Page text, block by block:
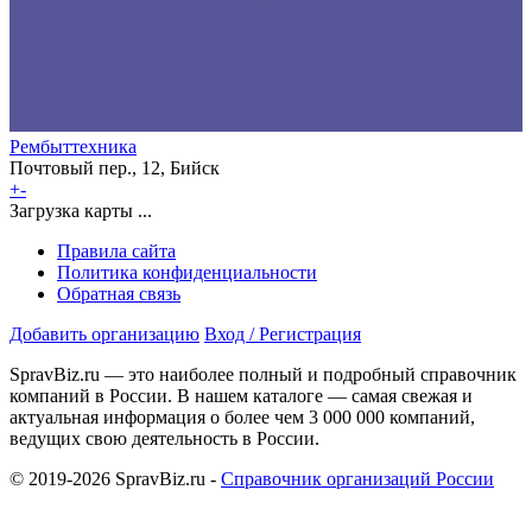
Рембыттехника
Почтовый пер., 12, Бийск
+-
Загрузка карты ...
Правила сайта
Политика конфиденциальности
Обратная связь
Добавить организацию Вход / Регистрация
SpravBiz.ru — это наиболее полный и подробный справочник
компаний в России. В нашем каталоге — самая свежая и
актуальная информация о более чем 3 000 000 компаний,
ведущих свою деятельность в России.
© 2019-2026 SpravBiz.ru - Справочник организаций России